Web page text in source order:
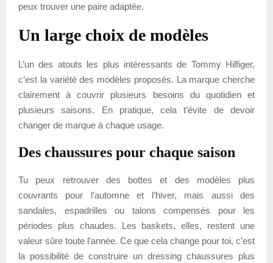
peux trouver une paire adaptée.
Un large choix de modèles
L’un des atouts les plus intéressants de Tommy Hilfiger,
c’est la variété des modèles proposés. La marque cherche
clairement à couvrir plusieurs besoins du quotidien et
plusieurs saisons. En pratique, cela t’évite de devoir
changer de marque à chaque usage.
Des chaussures pour chaque saison
Tu peux retrouver des bottes et des modèles plus
couvrants pour l’automne et l’hiver, mais aussi des
sandales, espadrilles ou talons compensés pour les
périodes plus chaudes. Les baskets, elles, restent une
valeur sûre toute l’année. Ce que cela change pour toi, c’est
la possibilité de construire un dressing chaussures plus